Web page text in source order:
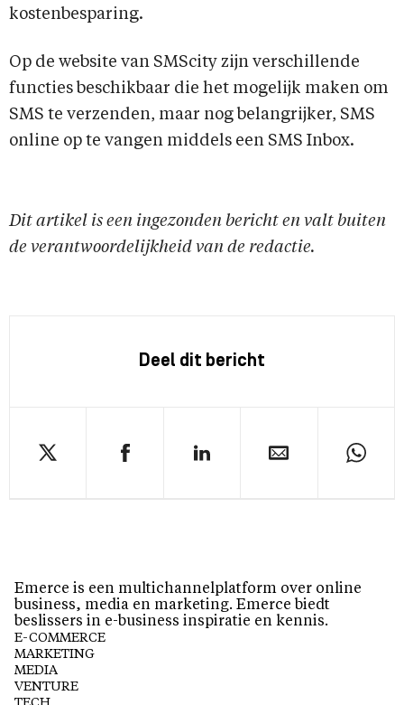
kostenbesparing.
Op de website van SMScity zijn verschillende
functies beschikbaar die het mogelijk maken om
SMS te verzenden, maar nog belangrijker, SMS
online op te vangen middels een SMS Inbox.
Dit artikel is een ingezonden bericht en valt buiten
de verantwoordelijkheid van de redactie.
Deel dit bericht
Emerce is een multichannelplatform over online
business, media en marketing. Emerce biedt
beslissers in e-business inspiratie en kennis.
E-COMMERCE
MARKETING
MEDIA
VENTURE